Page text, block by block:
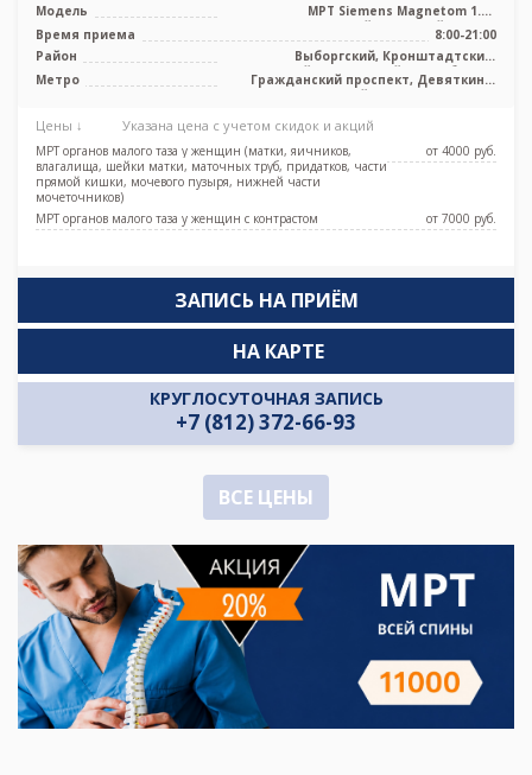
Модель
МРТ Siemens Magnetom 1.5T
высокопольный закрытый тип, GE
Signa Excite ...
Время приема
8:00-21:00
Район
Выборгский, Кронштадтский,
Курортный, Приморский, Лен. область
Метро
Гражданский проспект, Девяткино,
Комендантский проспект, Озерки,
Цены ↓ Указана цена с учетом скидок и акций
МРТ органов малого таза у женщин (матки, яичников,
влагалища, шейки матки, маточных труб, придатков, части
прямой кишки, мочевого пузыря, нижней части
мочеточников)
от 4000 pуб.
МРТ органов малого таза у женщин с контрастом от 7000 pуб.
ЗАПИСЬ НА ПРИЁМ
КРУГЛОСУТОЧНАЯ ЗАПИСЬ
+7 (812) 372-66-93
НА КАРТЕ
ВСЕ ЦЕНЫ